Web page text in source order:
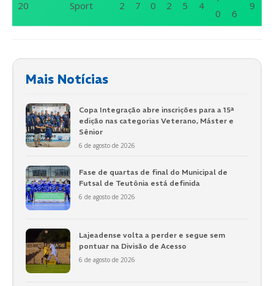
20 Sport 2 7 0 2 5 4
0
6
9
Mais Notícias
Copa Integração abre inscrições para a 15ª
edição nas categorias Veterano, Máster e
Sênior
6 de agosto de 2026
Fase de quartas de final do Municipal de
Futsal de Teutônia está definida
6 de agosto de 2026
Lajeadense volta a perder e segue sem
pontuar na Divisão de Acesso
6 de agosto de 2026